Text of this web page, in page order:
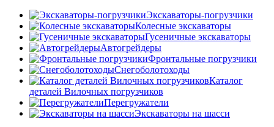
Экскаваторы-погрузчики
Колесные экскаваторы
Гусеничные экскаваторы
Автогрейдеры
Фронтальные погрузчики
Снегоболотоходы
Каталог
деталей Вилочных погрузчиков
Перегружатели
Экскаваторы на шасси